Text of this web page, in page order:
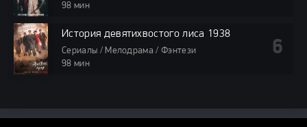
98 мин
История девятихвостого лиса 1938
Сериалы / Мелодрама / Фэнтези
98 мин